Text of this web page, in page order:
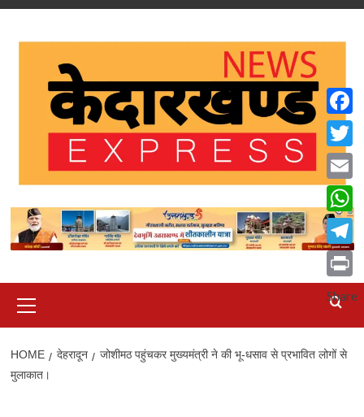
Skip
Menu
HOME देहरादून
जोशीमठ पहुंचकर मुख्यमंत्री ने की भू-धसाव से प्रभावित लोगों से
मुलाकात।
Email
Print
Share